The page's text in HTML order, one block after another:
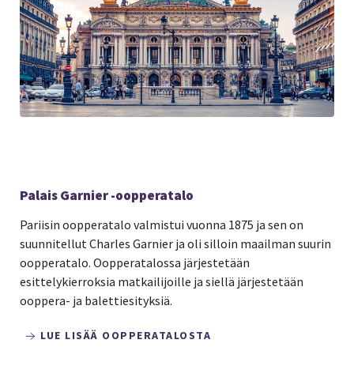
Palais Garnier -oopperatalo
Pariisin oopperatalo valmistui vuonna 1875 ja sen on
suunnitellut Charles Garnier ja oli silloin maailman suurin
oopperatalo. Oopperatalossa järjestetään
esittelykierroksia matkailijoille ja siellä järjestetään
ooppera- ja balettiesityksiä.
LUE LISÄÄ OOPPERATALOSTA